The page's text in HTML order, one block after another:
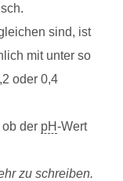
sind, ist
mit unter so
oder 0,4
der pH-Wert
zu schreiben.